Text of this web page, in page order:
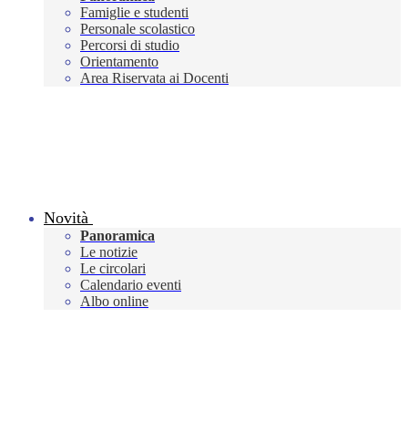
Famiglie e studenti
Personale scolastico
Percorsi di studio
Orientamento
Area Riservata ai Docenti
Novità
Panoramica
Le notizie
Le circolari
Calendario eventi
Albo online